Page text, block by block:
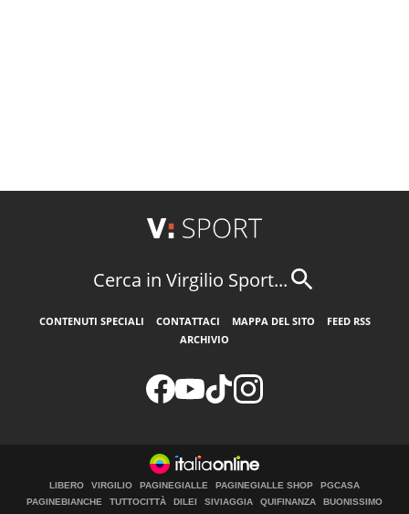
Cerca in Virgilio Sport...
CONTENUTI SPECIALI CONTATTACI MAPPA DEL SITO
FEED RSS
ARCHIVIO
LIBERO VIRGILIO PAGINEGIALLE PAGINEGIALLE SHOP
PGCASA
PAGINEBIANCHE
TUTTOCITTÀ DILEI SIVIAGGIA QUIFINANZA
BUONISSIMO